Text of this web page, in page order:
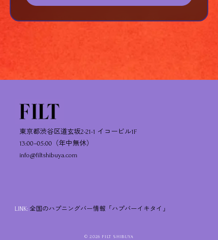
東京都渋谷区道玄坂2-21-1 イコービル1F
13:00–05:00（年中無休）
info@filtshibuya.com
LINK: 全国のハプニングバー情報「ハプバーイキタイ」
© 2026 FILT SHIBUYA